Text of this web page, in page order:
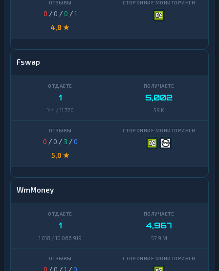
0 / 0 /0 /1
4,8 ★
Fswap
1
144 / 11 720
5,002
59 K
0 / 0 / 3 /0
5,0 ★
WmMoney
1
1 018 / 10 066 919
4,967
57,9 M
0 / 0 /1 /0